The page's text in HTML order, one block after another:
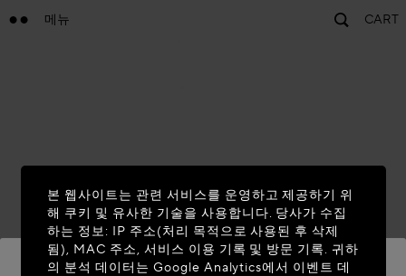
메뉴 CART
본 웹사이트는 관련 서비스를 운영하고 제공하기 위
해 쿠키 및 유사한 기술을 사용합니다. 당사가 수집
하는 정보: IP 주소(처리 목적으로 사용된 후 삭제
됨), MAC 주소, 서비스 이용 기록 및 방문 기록. 귀하
의 분석 데이터는 Google Analytics에서 이벤트 데